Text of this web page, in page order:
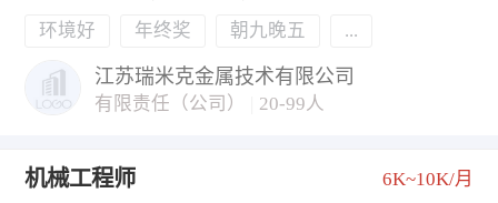
环境好 年终奖 朝九晚五 ...
江苏瑞米克金属技术有限公司
有限责任（公司） 20-99人
机械工程师
6K~10K/月